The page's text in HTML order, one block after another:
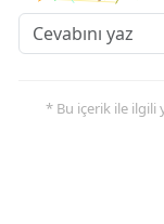
* Bu içerik ile ilgili